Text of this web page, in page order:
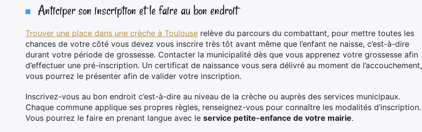
Anticiper son inscription et le faire au bon endroit
Trouver une place dans une crèche à Toulouse relève du parcours du combattant, pour mettre toutes les
chances de votre côté vous devez vous inscrire très tôt avant même que l’enfant ne naisse, c’est-à-dire
durant votre période de grossesse. Contacter la municipalité dès que vous apprenez votre grossesse afin
d’effectuer une pré-inscription. Un certificat de naissance vous sera délivré au moment de l’accouchement,
vous pourrez le présenter afin de valider votre inscription.
Inscrivez-vous au bon endroit c’est-à-dire au niveau de la crèche ou auprès des services municipaux.
Chaque commune applique ses propres règles, renseignez-vous pour connaître les modalités d’inscription.
Vous pourrez le faire en prenant langue avec le service petite-enfance de votre mairie.